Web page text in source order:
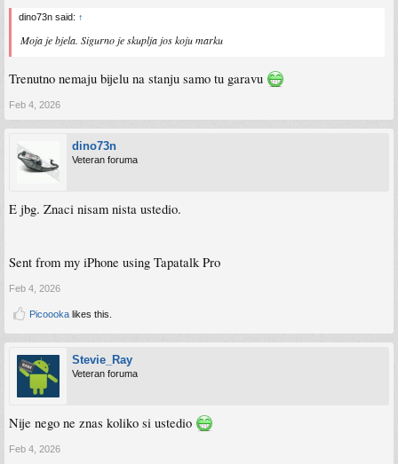
dino73n said: ↑
Moja je bjela. Sigurno je skuplja jos koju marku
Trenutno nemaju bijelu na stanju samo tu garavu
Feb 4, 2026
dino73n
Veteran foruma
E jbg. Znaci nisam nista ustedio.
Sent from my iPhone using Tapatalk Pro
Feb 4, 2026
Picoooka likes this.
Stevie_Ray
Veteran foruma
Nije nego ne znas koliko si ustedio
Feb 4, 2026